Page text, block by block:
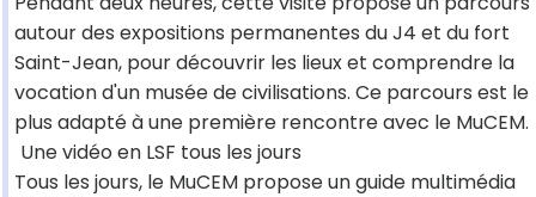
autour des expositions permanentes du J4 et du fort
Saint-Jean, pour découvrir les lieux et comprendre la
vocation d'un musée de civilisations. Ce parcours est le
plus adapté à une première rencontre avec le MuCEM.
Une vidéo en LSF tous les jours
Tous les jours, le MuCEM propose un guide multimédia